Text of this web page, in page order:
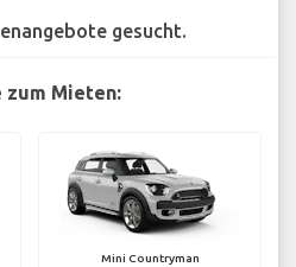
gesucht.
Mieten:
Mini Countryman